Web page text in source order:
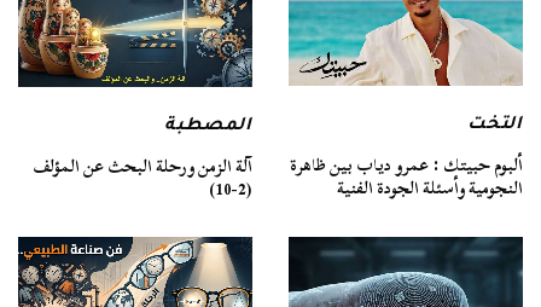
التخت
ألبوم حبيتك : عمرو دياب بين ظاهرة
النجومية وأسئلة الجودة الفنية
المصطبة
آلة الزمن ورحلة البحث عن المؤلف
(2-10)